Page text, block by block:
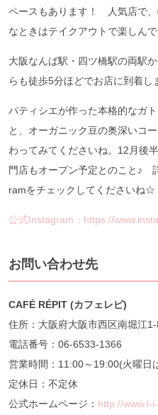
ペースもあります！ 人気店で
なときはテイクアウトで楽しん
大阪なんば駅・四ツ橋駅の両駅
らも徒歩5分ほどでお店に到着し
パティシエが作った本格的なガ
と、オーガニック豆の奥深いコ
わってみてくださいね。12月後
門店もオープン予定とのこと♪
ramをチェックしてくださいね☆
公式Instagram：https://
お問い合わせ先
CAFÉ RÉPIT (カフェレピ)
住所：大阪府大阪市西区南堀江
電話番号：06-6533-1366
営業時間：11:00～19:00(火曜日
定休日：不定休
公式ホームページ： http://www.l-